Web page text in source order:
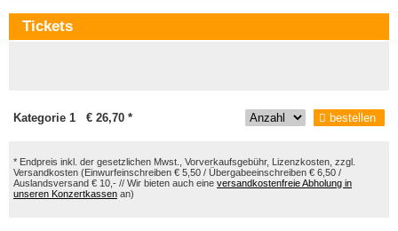
Tickets
Kategorie 1 € 26,70 * bestellen
* Endpreis inkl. der gesetzlichen Mwst., Vorverkaufsgebühr, Lizenzkosten, zzgl.
Versandkosten (Einwurfeinschreiben € 5,50 / Übergabeeinschreiben € 6,50 /
Auslandsversand € 10,- // Wir bieten auch eine versandkostenfreie Abholung in
unseren Konzertkassen an)